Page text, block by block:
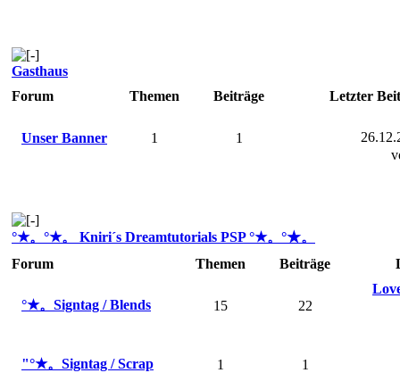
Gasthaus
Forum
Themen Beiträge Letzter
Unser Banner 1 1
°★。°★。 Kniri´s Dreamtutorials PSP °★。°★。
Forum
Themen Beiträge
°★。Signtag / Blends 15 22
"°★。Signtag / Scrap 1 1